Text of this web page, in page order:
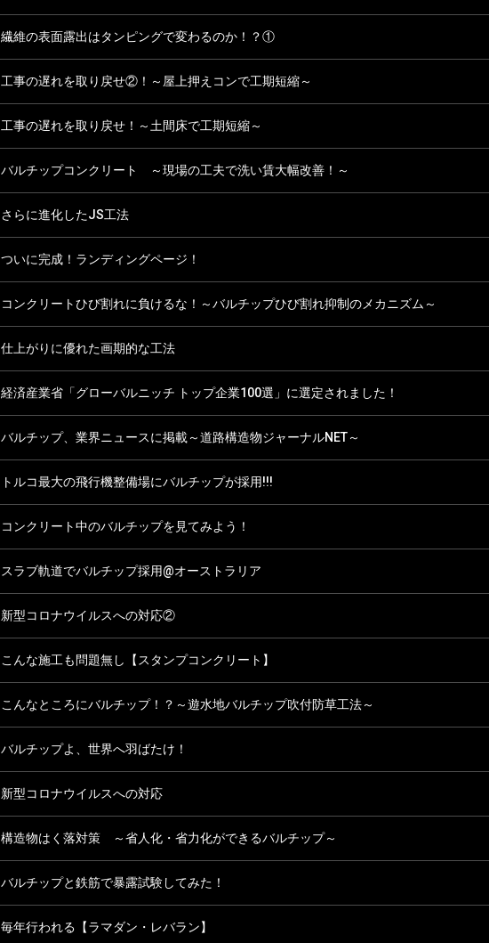
繊維の表面露出はタンピングで変わるのか！？①
工事の遅れを取り戻せ②！～屋上押えコンで工期短縮～
工事の遅れを取り戻せ！～土間床で工期短縮～
バルチップコンクリート ～現場の工夫で洗い賃大幅改善！～
さらに進化したJS工法
ついに完成！ランディングページ！
コンクリートひび割れに負けるな！～バルチップひび割れ抑制のメカニズム～
仕上がりに優れた画期的な工法
経済産業省「グローバルニッチ トップ企業100選」に選定されました！
バルチップ、業界ニュースに掲載～道路構造物ジャーナルNET～
トルコ最大の飛行機整備場にバルチップが採用!!!
コンクリート中のバルチップを見てみよう！
スラブ軌道でバルチップ採用@オーストラリア
新型コロナウイルスへの対応②
こんな施工も問題無し【スタンプコンクリート】
こんなところにバルチップ！？～遊水地バルチップ吹付防草工法～
バルチップよ、世界へ羽ばたけ！
新型コロナウイルスへの対応
構造物はく落対策 ～省人化・省力化ができるバルチップ～
バルチップと鉄筋で暴露試験してみた！
毎年行われる【ラマダン・レバラン】